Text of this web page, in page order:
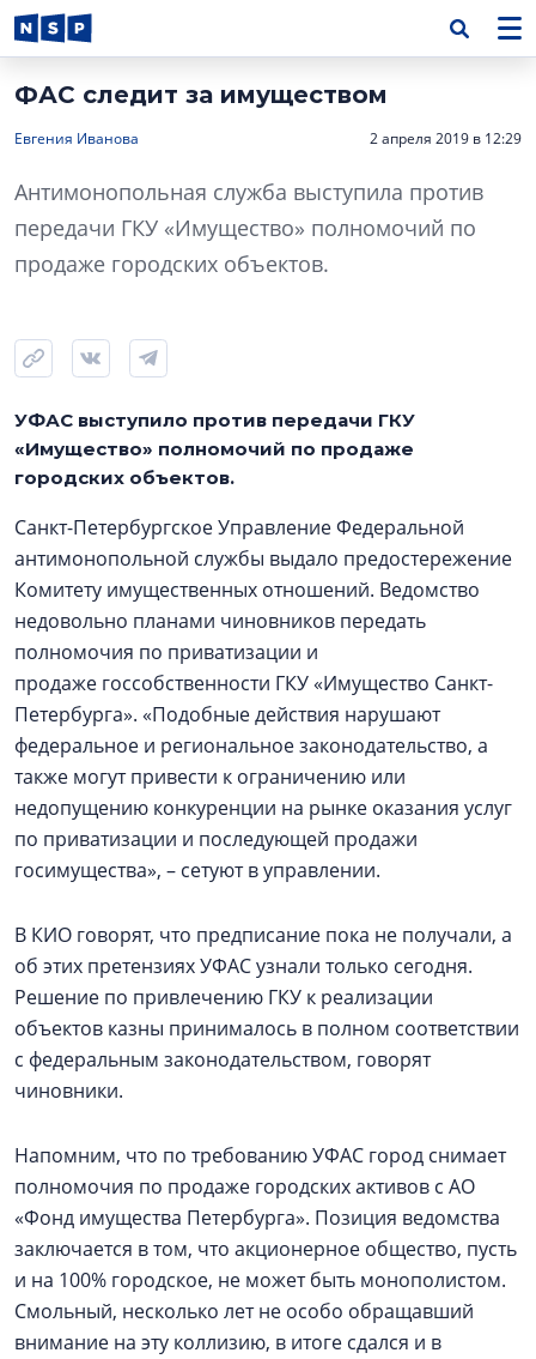
ФАС следит за имуществом
Евгения Иванова 2 апреля 2019 в 12:29
Антимонопольная служба выступила против
передачи ГКУ «Имущество» полномочий по
продаже городских объектов.
УФАС выступило против передачи ГКУ
«Имущество» полномочий по продаже
городских объектов.
Санкт-Петербургское Управление Федеральной
антимонопольной службы выдало предостережение
Комитету имущественных отношений. Ведомство
недовольно планами чиновников передать
полномочия по приватизации и
продаже госсобственности ГКУ «Имущество Санкт-
Петербурга». «Подобные действия нарушают
федеральное и региональное законодательство, а
также могут привести к ограничению или
недопущению конкуренции на рынке оказания услуг
по приватизации и последующей продажи
госимущества», – сетуют в управлении.
В КИО говорят, что предписание пока не получали, а
об этих претензиях УФАС узнали только сегодня.
Решение по привлечению ГКУ к реализации
объектов казны принималось в полном соответствии
с федеральным законодательством, говорят
чиновники.
Напомним, что по требованию УФАС город снимает
полномочия по продаже городских активов с АО
«Фонд имущества Петербурга». Позиция ведомства
заключается в том, что акционерное общество, пусть
и на 100% городское, не может быть монополистом.
Смольный, несколько лет не особо обращавший
внимание на эту коллизию, в итоге сдался и в